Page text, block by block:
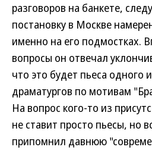
разговоров на банкете,
постановку в Москве
именно на его подмостках.
вопросы он отвечал
что это будет пьеса
драматургов по мотивам
На вопрос кого-то из
не ставит просто пьесы, но
припомнил давнюю